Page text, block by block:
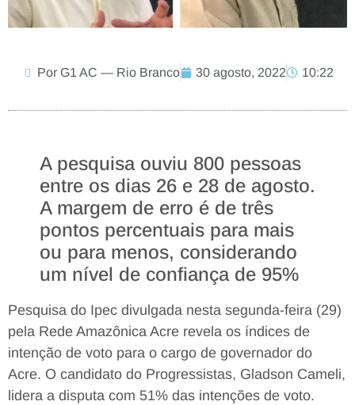
Por G1 AC — Rio Branco 30 agosto, 2022 10:22
A pesquisa ouviu 800 pessoas
entre os dias 26 e 28 de agosto.
A margem de erro é de três
pontos percentuais para mais
ou para menos, considerando
um nível de confiança de 95%
Pesquisa do Ipec divulgada nesta segunda-feira (29)
pela Rede Amazônica Acre revela os índices de
intenção de voto para o cargo de governador do
Acre. O candidato do Progressistas, Gladson Cameli,
lidera a disputa com 51% das intenções de voto.